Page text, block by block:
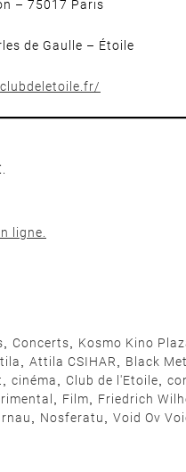
– 75017 Paris
de Gaulle – Étoile
ligne
Concerts
Kosmo Kino
Attila CSIHAR Black
cinéma Club de l'Etoile
Film
Friedrich
Nosferatu Void Ov